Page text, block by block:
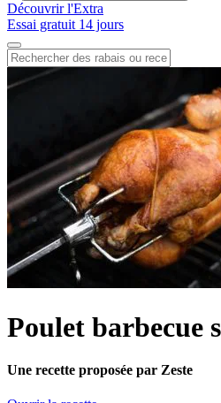
Découvrir l'Extra
Essai gratuit 14 jours
Poulet barbecue
Une recette proposée par Zeste